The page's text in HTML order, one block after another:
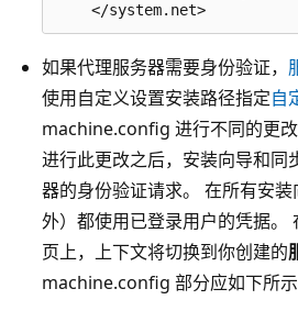
如果代理服务器需要身份验证，
使用自定义设置安装路径指定自
machine.config 进行不同的更
进行此更改之后，安装向导和同
器的身份验证请求。 在所有安装
外）都使用已登录用户的凭据。
页上，上下文将切换到你创建的
machine.config 部分应如下所示